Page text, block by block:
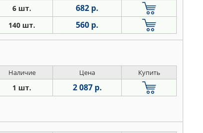
6 шт. 682 р.
140 шт. 560 р.
Наличие Цена Купить
1 шт. 2 087 р.